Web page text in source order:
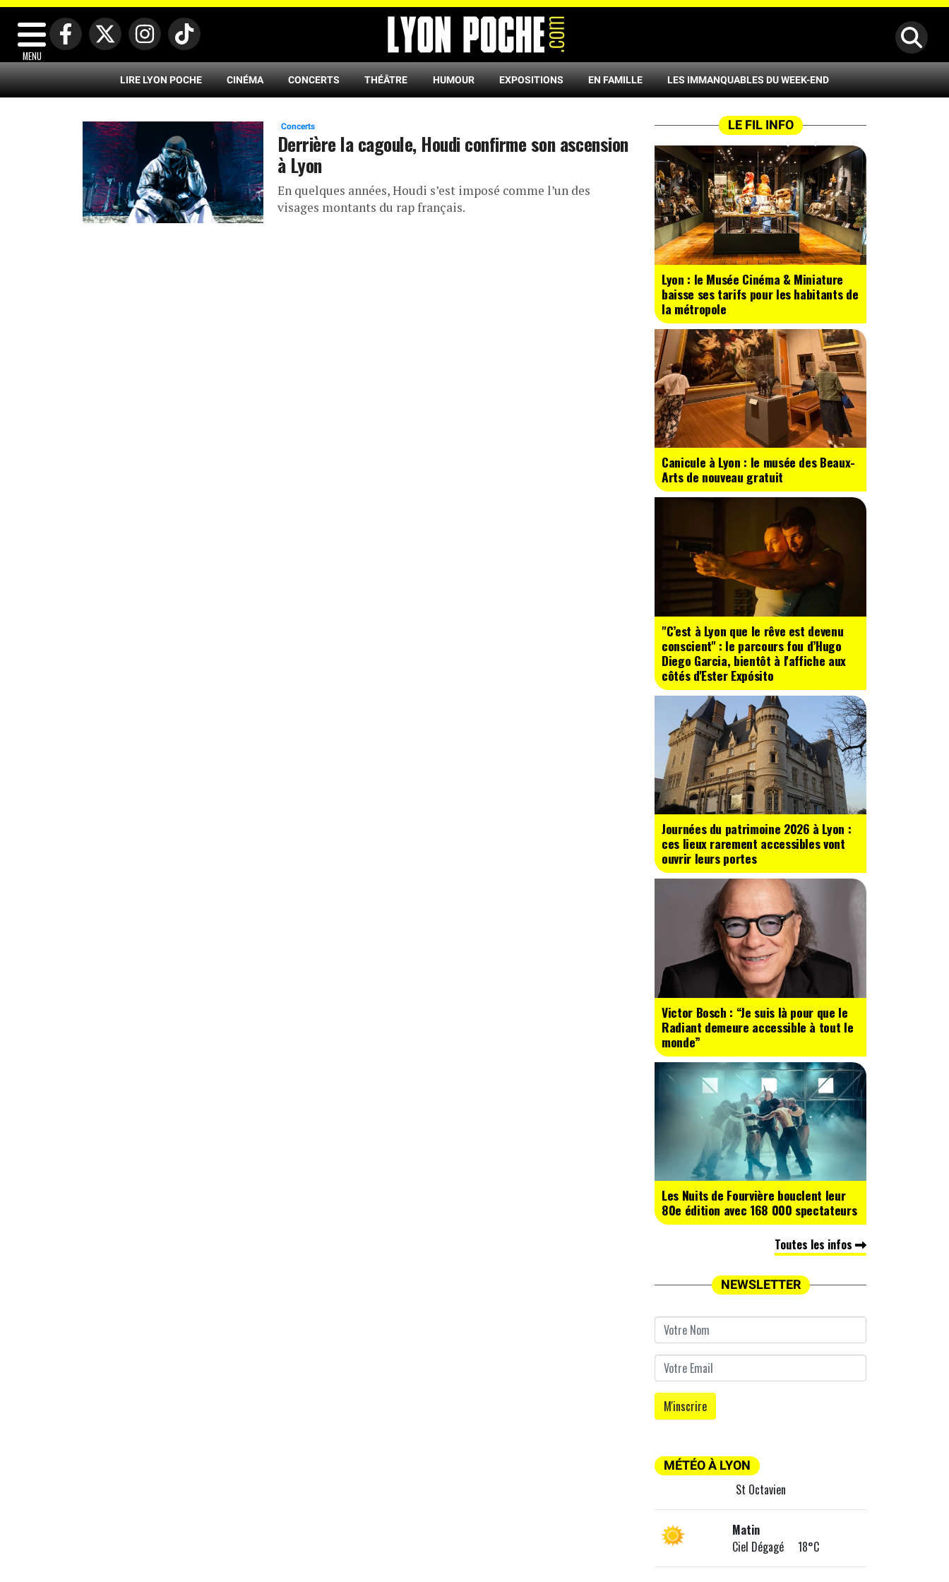
MENU
LIRE LYON POCHE CINÉMA CONCERTS THÉÂTRE HUMOUR EXPOSITIONS EN FAMILLE LES IMMANQUABLES DU WEEK-END
Concerts
Derrière la cagoule, Houdi confirme son ascension
à Lyon
En quelques années, Houdi s’est imposé comme l’un des
visages montants du rap français.
LE FIL INFO
Lyon : le Musée Cinéma & Miniature
baisse ses tarifs pour les habitants de
la métropole
Canicule à Lyon : le musée des Beaux-
Arts de nouveau gratuit
"C’est à Lyon que le rêve est devenu
conscient" : le parcours fou d’Hugo
Diego Garcia, bientôt à l'affiche aux
côtés d'Ester Expósito
Journées du patrimoine 2026 à Lyon :
ces lieux rarement accessibles vont
ouvrir leurs portes
Victor Bosch : “Je suis là pour que le
Radiant demeure accessible à tout le
monde”
Les Nuits de Fourvière bouclent leur
80e édition avec 168 000 spectateurs
Toutes les infos
NEWSLETTER
MÉTÉO À LYON
St Octavien
Matin
Ciel Dégagé 18°C